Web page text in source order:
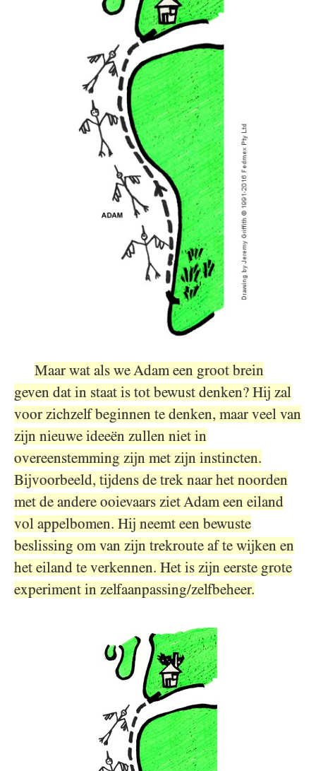
Maar wat als we Adam een groot brein
geven dat in staat is tot bewust denken? Hij zal
voor zichzelf beginnen te denken, maar veel van
zijn nieuwe ideeën zullen niet in
overeenstemming zijn met zijn instincten.
Bijvoorbeeld, tijdens de trek naar het noorden
met de andere ooievaars ziet Adam een eiland
vol appelbomen. Hij neemt een bewuste
beslissing om van zijn trekroute af te wijken en
het eiland te verkennen. Het is zijn eerste grote
experiment in zelfaanpassing/zelfbeheer.